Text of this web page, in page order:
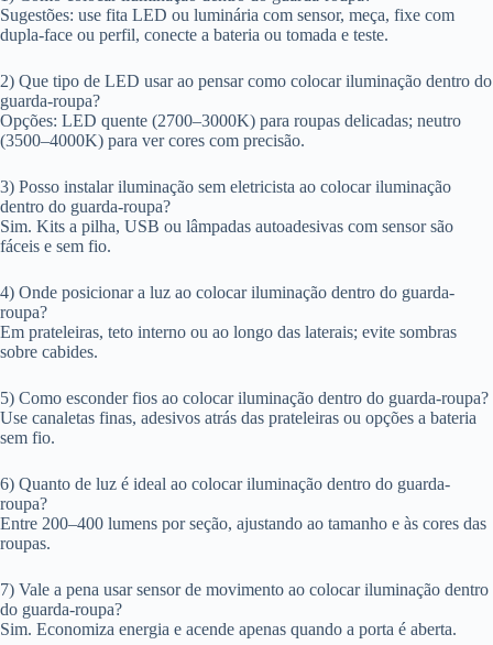
Sugestões: use fita LED ou luminária com sensor, meça, fixe com
dupla-face ou perfil, conecte a bateria ou tomada e teste.
2) Que tipo de LED usar ao pensar como colocar iluminação dentro do
guarda-roupa?
Opções: LED quente (2700–3000K) para roupas delicadas; neutro
(3500–4000K) para ver cores com precisão.
3) Posso instalar iluminação sem eletricista ao colocar iluminação
dentro do guarda-roupa?
Sim. Kits a pilha, USB ou lâmpadas autoadesivas com sensor são
fáceis e sem fio.
4) Onde posicionar a luz ao colocar iluminação dentro do guarda-
roupa?
Em prateleiras, teto interno ou ao longo das laterais; evite sombras
sobre cabides.
5) Como esconder fios ao colocar iluminação dentro do guarda-roupa?
Use canaletas finas, adesivos atrás das prateleiras ou opções a bateria
sem fio.
6) Quanto de luz é ideal ao colocar iluminação dentro do guarda-
roupa?
Entre 200–400 lumens por seção, ajustando ao tamanho e às cores das
roupas.
7) Vale a pena usar sensor de movimento ao colocar iluminação dentro
do guarda-roupa?
Sim. Economiza energia e acende apenas quando a porta é aberta.